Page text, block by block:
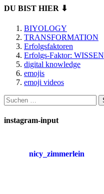
DU BIST HIER ⬇
BIYOLOGY
TRANSFORMATION
Erfolgsfaktoren
Erfolgs-Faktor: WISSEN
digital knowledge
emojis
emoji videos
Suchen
nach:
instagram-input
nicy_zimmerlein